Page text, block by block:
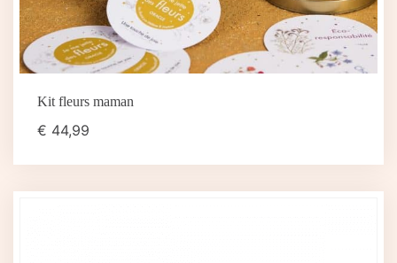
Kit fleurs maman
€ 44,99